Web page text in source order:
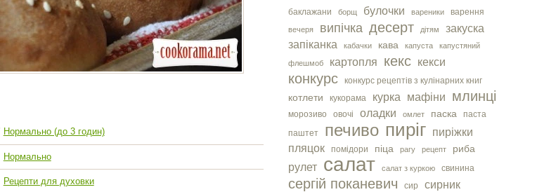
баклажани борщ булочки вареники варення
вечеря випічка десерт дітям
закуска
запіканка
кабачки кава капуста капустяний
флешмоб картопля кекс кекси
конкурс конкурс рецептів з кулінарних книг
котлети кукорама курка мафіни млинці
морозиво овочі оладки омлет паска
паста
паштет
печиво пиріг пиріжки
пляцок
помідори піца рагу рецепт риба
рулет салат салат з куркою свинина
сергiй поканевич сир сирник
Нормально (до 3 годин)
Нормально
Рецепти для духовки